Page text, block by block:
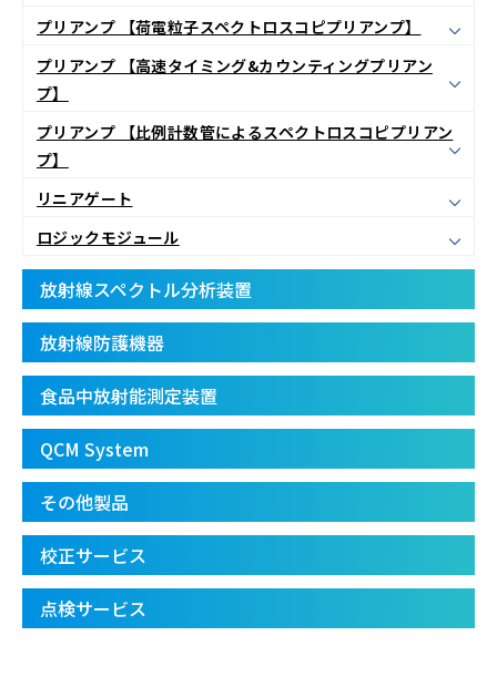
プリアンプ 【荷電粒子スペクトロスコピプリアンプ】
プリアンプ 【高速タイミング&カウンティングプリアン
プ】
プリアンプ 【比例計数管によるスペクトロスコピプリアン
プ】
リニアゲート
ロジックモジュール
放射線スペクトル分析装置
放射線防護機器
食品中放射能測定装置
QCM System
その他製品
校正サービス
点検サービス